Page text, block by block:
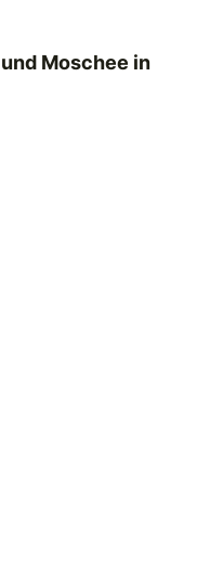
Moschee in